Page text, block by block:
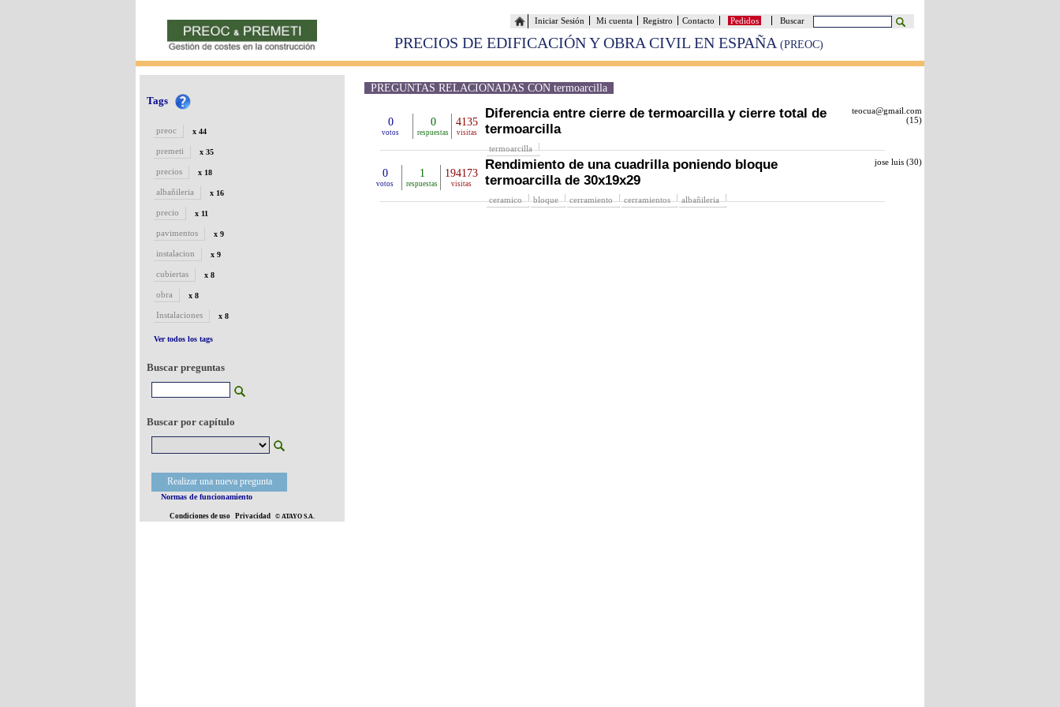
Buscar
Pedidos
Contacto
Registro
Mi cuenta
Iniciar Sesión
PRECIOS DE EDIFICACIÓN Y OBRA CIVIL EN ESPAÑA (PREOC)
Tags
preoc x 44
premeti x 35
precios x 18
albañileria x 16
precio x 11
pavimentos x 9
instalacion x 9
cubiertas x 8
obra x 8
Instalaciones x 8
Ver todos los tags
Buscar preguntas
Buscar por capítulo
Realizar una nueva pregunta
Normas de funcionamiento
Condiciones de uso Privacidad © ATAYO S.A.
PREGUNTAS RELACIONADAS CON termoarcilla
0
votos
0
respuestas
4135
visitas
Diferencia entre cierre de termoarcilla y cierre total de
termoarcilla
termoarcilla
teocua@gmail.com
(15)
0
votos
1
respuestas
194173
visitas
Rendimiento de una cuadrilla poniendo bloque
termoarcilla de 30x19x29
ceramico bloque cerramiento cerramientos albañileria
jose luis (30)